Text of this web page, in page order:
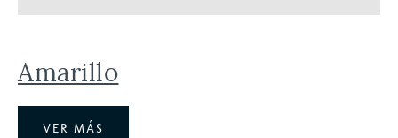
Amarillo
VER MÁS